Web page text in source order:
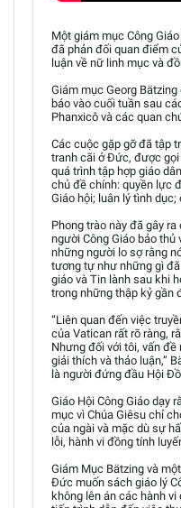
Một giám mục Công
đã phản đối quan điểm
luận về nữ linh mục và
Giám mục Georg
báo vào cuối tuần sau
Phanxicô và các quan
Các cuộc gặp gỡ đã tập
tranh cãi ở Đức, được gọi
quá trình tập hợp giáo
chủ đề chính: quyền lực
Giáo hội; luân lý tình
Phong trào này đã gây
người Công Giáo bảo thủ
những người lo sợ rằng
tương tự như những gì
giáo và Tin lành sau khi
trong những thập kỷ gần
“Liên quan đến việc
của Vatican rất rõ ràng,
Nhưng đối với tôi, vấn
giải thích và thảo luận,”
là người đứng đầu Hội
Giáo Hội Công Giáo dạy
mục vì Chúa Giêsu chỉ
của ngài và mặc dù sự
lỗi, hành vi đồng tính
Giám Mục Bätzing và
Đức muốn sách giáo lý
không lên án các hành